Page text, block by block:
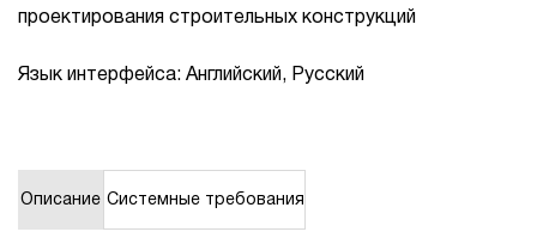
Сервисы для партнеров
проектирования строительных конструкций
Язык интерфейса: Английский, Русский
Описание Системные требования